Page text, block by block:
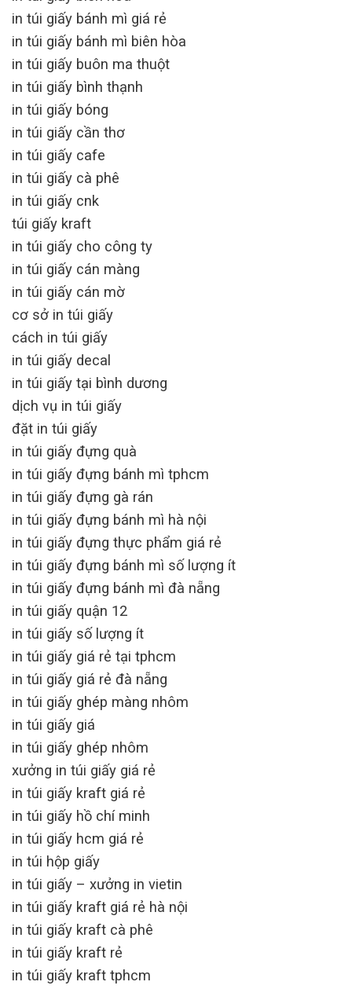
in túi giấy bánh mì giá rẻ
in túi giấy bánh mì biên hòa
in túi giấy buôn ma thuột
in túi giấy bình thạnh
in túi giấy bóng
in túi giấy cần thơ
in túi giấy cafe
in túi giấy cà phê
in túi giấy cnk
túi giấy kraft
in túi giấy cho công ty
in túi giấy cán màng
in túi giấy cán mờ
cơ sở in túi giấy
cách in túi giấy
in túi giấy decal
in túi giấy tại bình dương
dịch vụ in túi giấy
đặt in túi giấy
in túi giấy đựng quà
in túi giấy đựng bánh mì tphcm
in túi giấy đựng gà rán
in túi giấy đựng bánh mì hà nội
in túi giấy đựng thực phẩm giá rẻ
in túi giấy đựng bánh mì số lượng ít
in túi giấy đựng bánh mì đà nẵng
in túi giấy quận 12
in túi giấy số lượng ít
in túi giấy giá rẻ tại tphcm
in túi giấy giá rẻ đà nẵng
in túi giấy ghép màng nhôm
in túi giấy giá
in túi giấy ghép nhôm
xưởng in túi giấy giá rẻ
in túi giấy kraft giá rẻ
in túi giấy hồ chí minh
in túi giấy hcm giá rẻ
in túi hộp giấy
in túi giấy – xưởng in vietin
in túi giấy kraft giá rẻ hà nội
in túi giấy kraft cà phê
in túi giấy kraft rẻ
in túi giấy kraft tphcm